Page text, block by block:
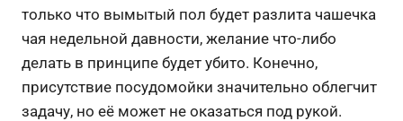
только что вымытый пол будет разлита чашечка
чая недельной давности, желание что-либо
делать в принципе будет убито. Конечно,
присутствие посудомойки значительно облегчит
задачу, но её может не оказаться под рукой.